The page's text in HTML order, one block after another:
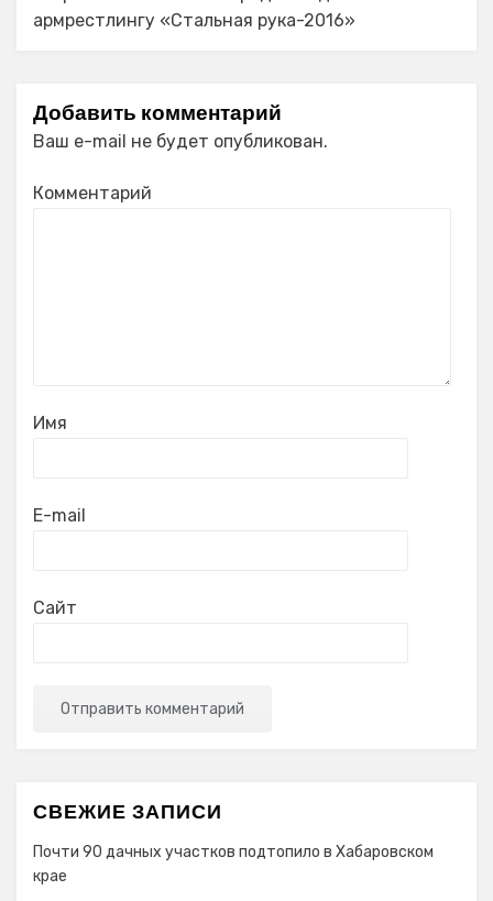
армрестлингу «Стальная рука-2016»
Добавить комментарий
Ваш e-mail не будет опубликован.
Комментарий
Имя
E-mail
Сайт
СВЕЖИЕ ЗАПИСИ
Почти 90 дачных участков подтопило в Хабаровском
крае